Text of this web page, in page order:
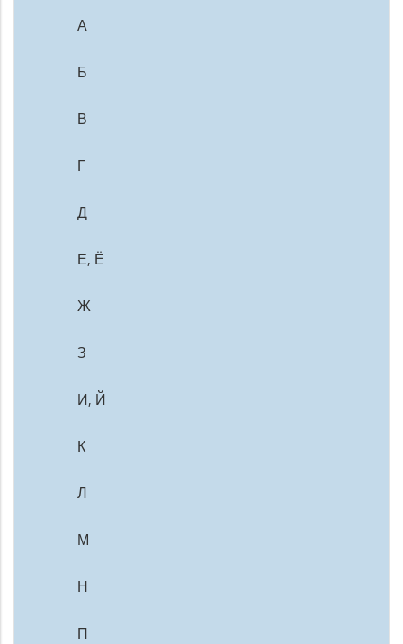
А
Б
В
Г
Д
Е, Ё
Ж
З
И, Й
К
Л
М
Н
П